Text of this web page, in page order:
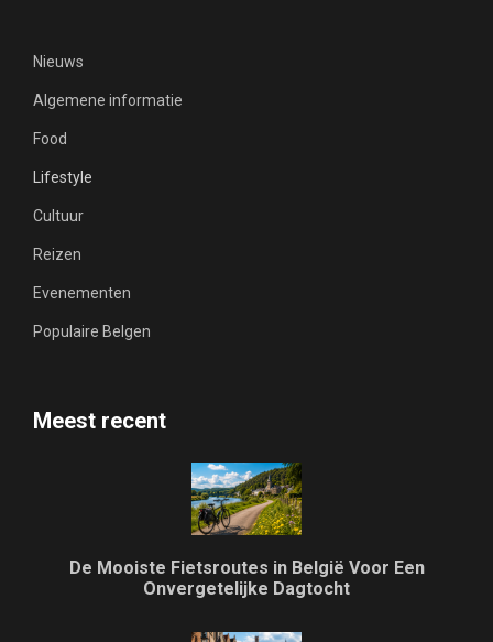
Nieuws
Algemene informatie
Food
Lifestyle
Cultuur
Reizen
Evenementen
Populaire Belgen
Meest recent
De Mooiste Fietsroutes in België Voor Een
Onvergetelijke Dagtocht